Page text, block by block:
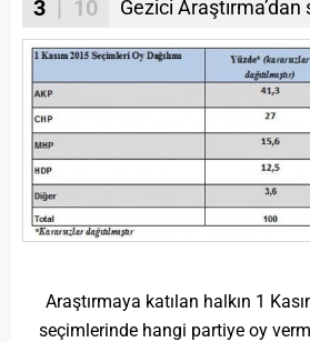
3 | 10 Gezici
Araştırmaya katılan halkın 1
seçimlerinde hangi partiye oy